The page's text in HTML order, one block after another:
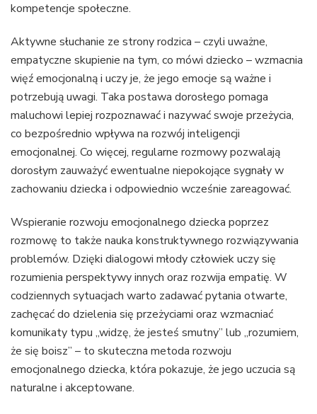
kompetencje społeczne.
Aktywne słuchanie ze strony rodzica – czyli uważne,
empatyczne skupienie na tym, co mówi dziecko – wzmacnia
więź emocjonalną i uczy je, że jego emocje są ważne i
potrzebują uwagi. Taka postawa dorosłego pomaga
maluchowi lepiej rozpoznawać i nazywać swoje przeżycia,
co bezpośrednio wpływa na rozwój inteligencji
emocjonalnej. Co więcej, regularne rozmowy pozwalają
dorosłym zauważyć ewentualne niepokojące sygnały w
zachowaniu dziecka i odpowiednio wcześnie zareagować.
Wspieranie rozwoju emocjonalnego dziecka poprzez
rozmowę to także nauka konstruktywnego rozwiązywania
problemów. Dzięki dialogowi młody człowiek uczy się
rozumienia perspektywy innych oraz rozwija empatię. W
codziennych sytuacjach warto zadawać pytania otwarte,
zachęcać do dzielenia się przeżyciami oraz wzmacniać
komunikaty typu „widzę, że jesteś smutny” lub „rozumiem,
że się boisz” – to skuteczna metoda rozwoju
emocjonalnego dziecka, która pokazuje, że jego uczucia są
naturalne i akceptowane.